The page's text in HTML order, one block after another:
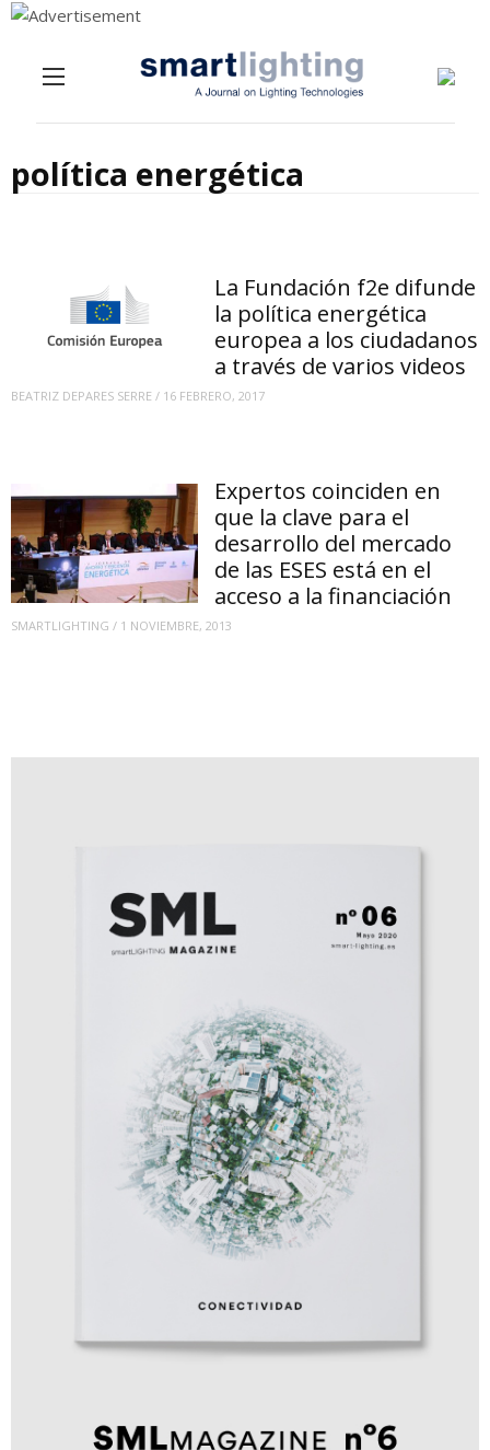
política energética
La Fundación f2e difunde
la política energética
europea a los ciudadanos
a través de varios videos
BEATRIZ DEPARES SERRE / 16 FEBRERO, 2017
Expertos coinciden en
que la clave para el
desarrollo del mercado
de las ESES está en el
acceso a la financiación
SMARTLIGHTING / 1 NOVIEMBRE, 2013